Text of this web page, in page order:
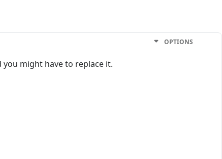
OPTIONS
might have to replace it.